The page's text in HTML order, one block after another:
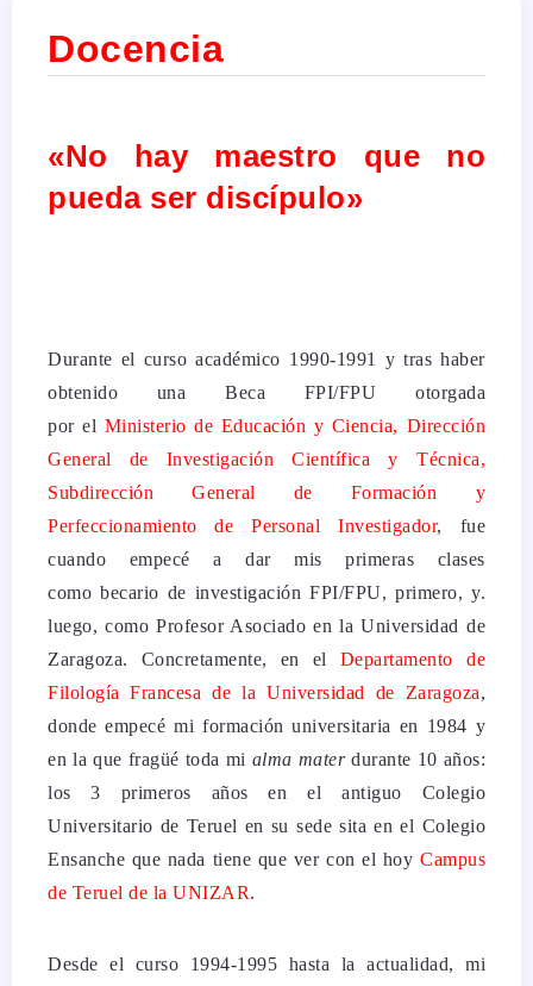
Docencia
«No hay maestro que no
pueda ser discípulo»
Durante el curso académico 1990-1991 y tras haber
obtenido una Beca FPI/FPU otorgada
por el Ministerio de Educación y Ciencia, Dirección
General de Investigación Científica y Técnica,
Subdirección General de Formación y
Perfeccionamiento de Personal Investigador, fue
cuando empecé a dar mis primeras clases
como becario de investigación FPI/FPU, primero, y.
luego, como Profesor Asociado en la Universidad de
Zaragoza. Concretamente, en el Departamento de
Filología Francesa de la Universidad de Zaragoza,
donde empecé mi formación universitaria en 1984 y
en la que fragüé toda mi alma materdurante 10 años:
los 3 primeros años en el antiguo Colegio
Universitario de Teruel en su sede sita en el Colegio
Ensanche que nada tiene que ver con el hoy Campus
de Teruel de la UNIZAR.
Desde el curso 1994-1995 hasta la actualidad, mi